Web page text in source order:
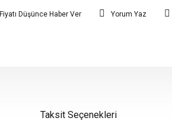
Fiyatı Düşünce Haber Ver Yorum Yaz
Taksit Seçenekleri